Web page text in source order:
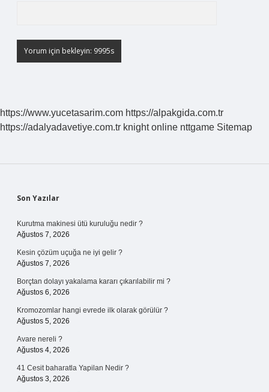
https://www.yucetasarim.com https://alpakgida.com.tr
https://adalyadavetiye.com.tr knight online nttgame Sitemap
Sidebar
Son Yazılar
Kurutma makinesi ütü kuruluğu nedir ?
Ağustos 7, 2026
Kesin çözüm uçuğa ne iyi gelir ?
Ağustos 7, 2026
Borçtan dolayı yakalama kararı çıkarılabilir mi ?
Ağustos 6, 2026
Kromozomlar hangi evrede ilk olarak görülür ?
Ağustos 5, 2026
Avare nereli ?
Ağustos 4, 2026
41 Cesit baharatla Yapilan Nedir ?
Ağustos 3, 2026